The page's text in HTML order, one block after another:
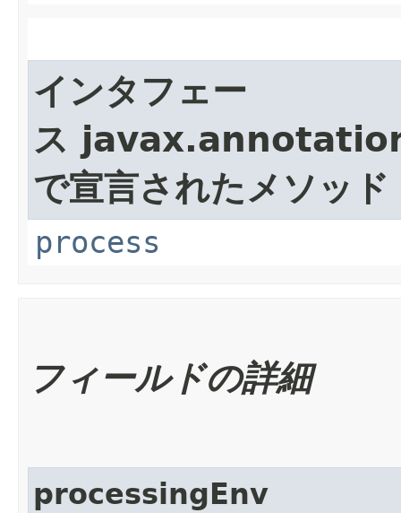
インタフェー
ス
で宣言されたメソッド
process
フィールドの詳細
processingEnv